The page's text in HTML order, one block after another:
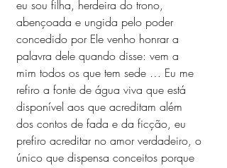
eu sou filha, herdeira do trono,
abençoada e ungida pelo poder
concedido por Ele venho honrar a
palavra dele quando disse: vem a
mim todos os que tem sede … Eu me
refiro a fonte de água viva que está
disponível aos que acreditam além
dos contos de fada e da ficção, eu
prefiro acreditar no amor verdadeiro, o
único que dispensa conceitos porque